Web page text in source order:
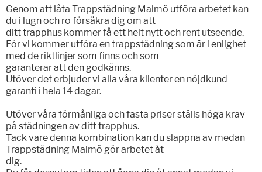
Genom att låta Trappstädning Malmö utföra arbetet kan
du i lugn och ro försäkra dig om att
ditt trapphus kommer få ett helt nytt och rent utseende.
För vi kommer utföra en trappstädning som är i enlighet
med de riktlinjer som finns och som
garanterar att den godkänns.
Utöver det erbjuder vi alla våra klienter en nöjdkund
garanti i hela 14 dagar.
Utöver våra förmånliga och fasta priser ställs höga krav
på städningen av ditt trapphus.
Tack vare denna kombination kan du slappna av medan
Trappstädning Malmö gör arbetet åt
dig.